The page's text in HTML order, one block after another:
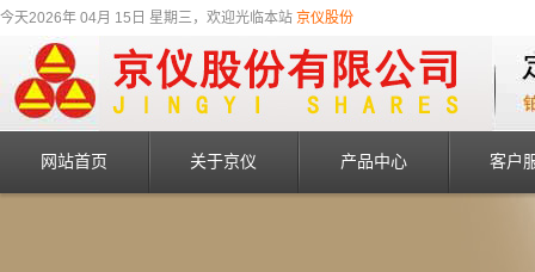
今天2026年 04月 15日 星期三，欢迎光临本站 京仪股份
网站首页 关于京仪 产品中心 客户